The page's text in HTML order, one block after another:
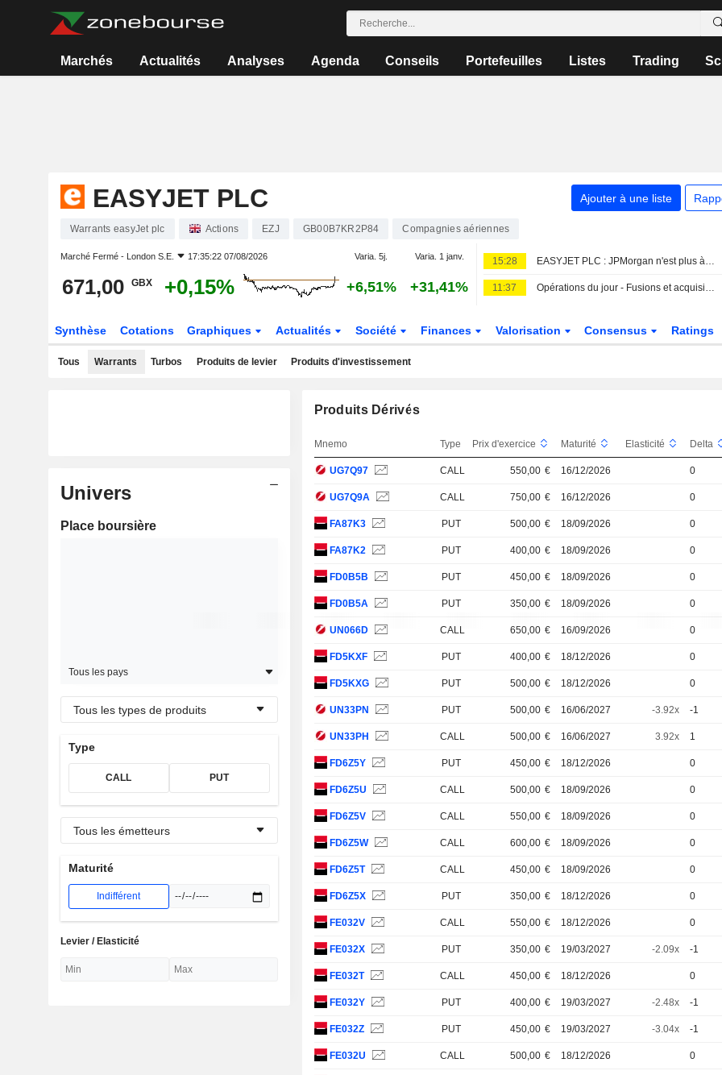
Marchés Actualités Analyses Agenda Conseils Portefeuilles Listes Trading
EASYJET PLC Ajouter à une liste
Warrants easyJet plc Actions EZJ GB00B7KR2P84 Compagnies aériennes
Marché Fermé - London S.E. 17:35:22 07/08/2026 Varia. 5j. Varia. 1 janv.
671,00 GBX +0,15% +6,51% +31,41%
15:28 EASYJET PLC : JPMorgan n'est plus à la vente
11:37 Opérations du jour - Fusions et acquisitions
Synthèse Cotations Graphiques Actualités Société Finances Valorisation Consensus Ratings
Tous Warrants Turbos Produits de levier Produits d'investissement
Univers
Place boursière
Tous les pays
Tous les types de produits
Type
CALL PUT
Tous les émetteurs
Maturité
Indifférent
Levier / Elasticité
Produits Dérivés
Mnemo Type Prix d'exercice Maturité Elasticité Delta
UG7Q97 CALL 550,00 € 16/12/2026 0
UG7Q9A CALL 750,00 € 16/12/2026 0
FA87K3 PUT 500,00 € 18/09/2026 0
FA87K2 PUT 400,00 € 18/09/2026 0
FD0B5B PUT 450,00 € 18/09/2026 0
FD0B5A PUT 350,00 € 18/09/2026 0
UN066D CALL 650,00 € 16/09/2026 0
FD5KXF PUT 400,00 € 18/12/2026 0
FD5KXG PUT 500,00 € 18/12/2026 0
UN33PN PUT 500,00 € 16/06/2027 -3.92x -1
UN33PH CALL 500,00 € 16/06/2027 3.92x 1
FD6Z5Y PUT 450,00 € 18/12/2026 0
FD6Z5U CALL 500,00 € 18/09/2026 0
FD6Z5V CALL 550,00 € 18/09/2026 0
FD6Z5W CALL 600,00 € 18/09/2026 0
FD6Z5T CALL 450,00 € 18/09/2026 0
FD6Z5X PUT 350,00 € 18/12/2026 0
FE032V CALL 550,00 € 18/12/2026 0
FE032X PUT 350,00 € 19/03/2027 -2.09x -1
FE032T CALL 450,00 € 18/12/2026 0
FE032Y PUT 400,00 € 19/03/2027 -2.48x -1
FE032Z PUT 450,00 € 19/03/2027 -3.04x -1
FE032U CALL 500,00 € 18/12/2026 0